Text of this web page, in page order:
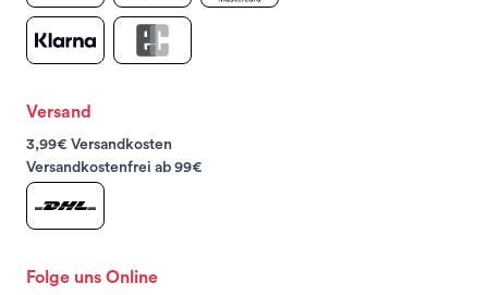
Versand
3,99€ Versandkosten
Versandkostenfrei ab 99€
Folge uns Online